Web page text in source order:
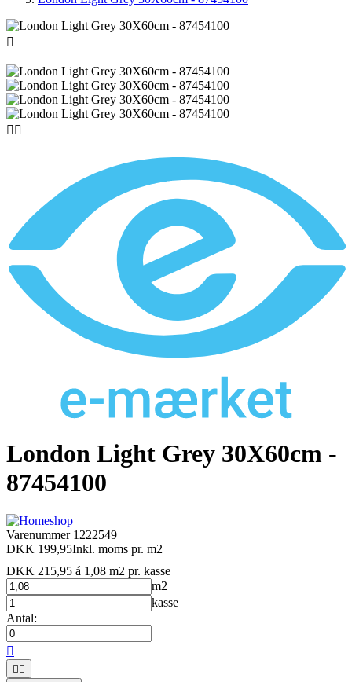

 
London Light Grey 30X60cm -
87454100
Varenummer 1222549
DKK 199,95Inkl. moms pr. m2
DKK 215,95 á 1,08 m2 pr. kasse
m2
kasse
Antal:

 